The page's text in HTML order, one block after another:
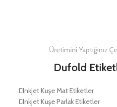
Üretimini Yaptığınız
Dufold
Inkjet Kuşe Mat Etiketler
Inkjet Kuşe Parlak Etiketler